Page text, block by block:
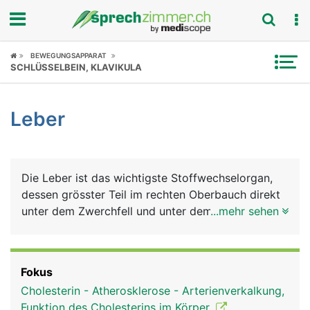
Fokus
Symptome
News
Rubriken
BEWEGUNGSAPPARAT
SCHLÜSSELBEIN, KLAVIKULA
Leber
Die Leber ist das wichtigste Stoffwechselorgan,
dessen grösster Teil im rechten Oberbauch direkt
unter dem Zwerchfell und unter dem rechten
(Hepatozyten). Die Leber erfüllt viele
lebenswichtige Aufgaben: Sie ist gleichzeitig
...mehr sehen
Fokus
Cholesterin - Atherosklerose - Arterienverkalkung,
Funktion des Cholesterins im Körper